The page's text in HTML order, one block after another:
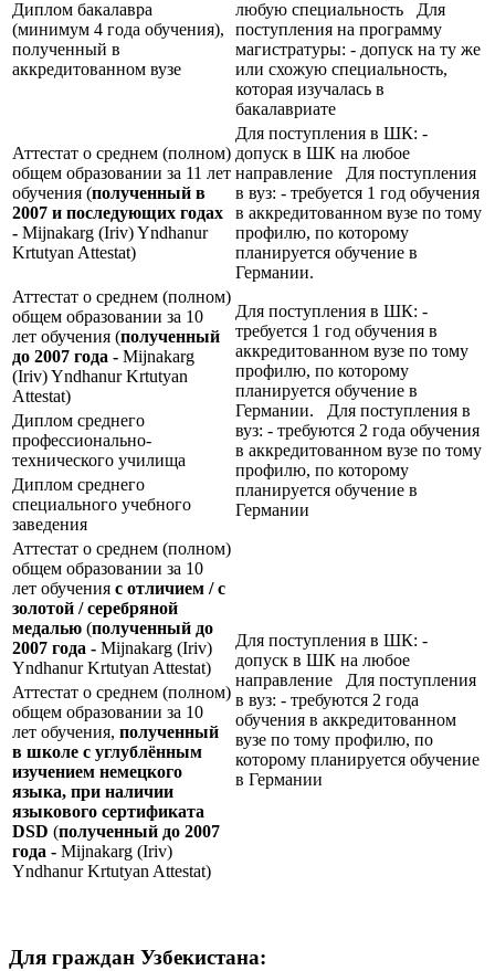
Диплом бакалавра
(минимум 4 года обучения),
полученный в
аккредитованном вузе
любую специальность Для
поступления на программу
магистратуры: - допуск на ту же
или схожую специальность,
которая изучалась в
бакалавриате
Аттестат о среднем (полном)
общем образовании за 11 лет
обучения (полученный в
2007 и последующих годах
- Mijnakarg (Iriv) Yndhanur
Krtutyan Attestat)
Для поступления в ШК: -
допуск в ШК на любое
направление Для поступления
в вуз: - требуется 1 год обучения
в аккредитованном вузе по тому
профилю, по которому
планируется обучение в
Германии.
Аттестат о среднем (полном)
общем образовании за 10
лет обучения (полученный
до 2007 года - Mijnakarg
(Iriv) Yndhanur Krtutyan
Attestat)
Для поступления в ШК: -
требуется 1 год обучения в
аккредитованном вузе по тому
профилю, по которому
планируется обучение в
Германии. Для поступления в
вуз: - требуются 2 года обучения
в аккредитованном вузе по тому
профилю, по которому
планируется обучение в
Германии
Диплом среднего
профессионально-
технического училища
Диплом среднего
специального учебного
заведения
Аттестат о среднем (полном)
общем образовании за 10
лет обучения с отличием / с
золотой / серебряной
медалью (полученный до
2007 года - Mijnakarg (Iriv)
Yndhanur Krtutyan Attestat)
Для поступления в ШК: -
допуск в ШК на любое
направление Для поступления
в вуз: - требуются 2 года
обучения в аккредитованном
вузе по тому профилю, по
которому планируется обучение
в Германии
Аттестат о среднем (полном)
общем образовании за 10
лет обучения, полученный
в школе с углублённым
изучением немецкого
языка, при наличии
языкового сертификата
DSD (полученный до 2007
года - Mijnakarg (Iriv)
Yndhanur Krtutyan Attestat)
Для граждан Узбекистана: